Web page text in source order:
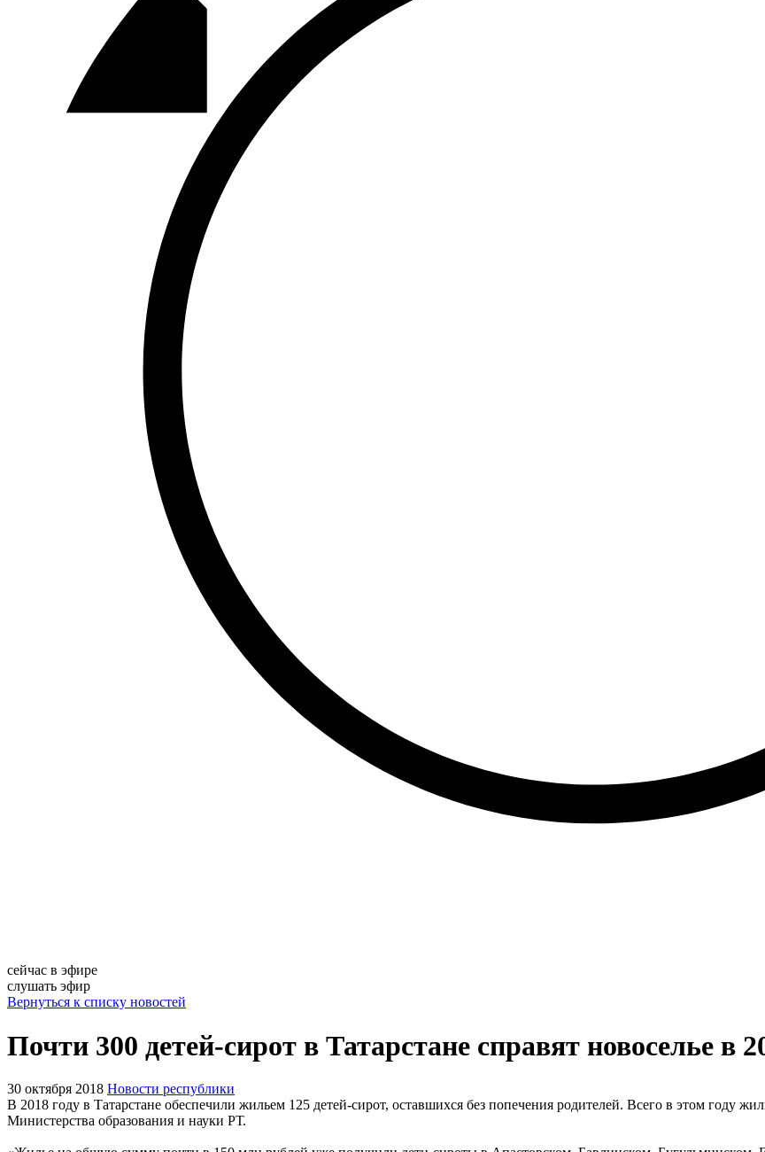
сейчас в эфире
слушать эфир
Вернуться к списку новостей
Почти 300 детей-сирот в Татарстане справят новоселье в
30 октября 2018 Новости республики
В 2018 году в Татарстане обеспечили жильем 125 детей-сирот, оставшихся без попечения родителей. Всего в этом году
Министерства образования и науки РТ.